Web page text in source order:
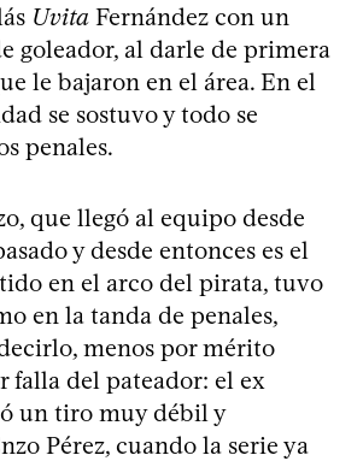
Uvita Fernández con un
goleador, al darle de primera
le bajaron en el área. En el
se sostuvo y todo se
penales.
que llegó al equipo desde
y desde entonces es el
en el arco del pirata, tuvo
en la tanda de penales,
menos por mérito
falla del pateador: el ex
un tiro muy débil y
Pérez, cuando la serie ya